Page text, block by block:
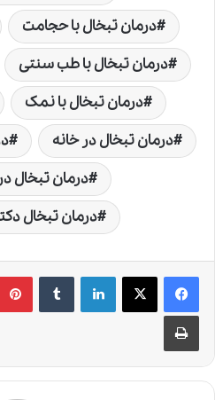
درمان تبخال با حجامت
درمان تبخال با طب سنتی
درمان تبخال با نمک
درمان تبخال در خانه
درمان تبخال
درمان تبخال
لینکدین ‫تامبلر
چاپ